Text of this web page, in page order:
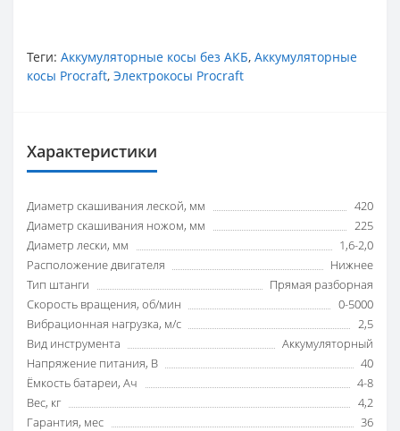
Теги: Аккумуляторные косы без АКБ, Аккумуляторные
косы Procraft, Электрокосы Procraft
Характеристики
Диаметр скашивания леской, мм
420
Диаметр скашивания ножом, мм
225
Диаметр лески, мм
1,6-2,0
Расположение двигателя
Нижнее
Тип штанги
Прямая разборная
Скорость вращения, об/мин
0-5000
Вибрационная нагрузка, м/c
2,5
Вид инструмента
Аккумуляторный
Напряжение питания, В
40
Ёмкость батареи, Ач
4-8
Вес, кг
4,2
Гарантия, мес
36